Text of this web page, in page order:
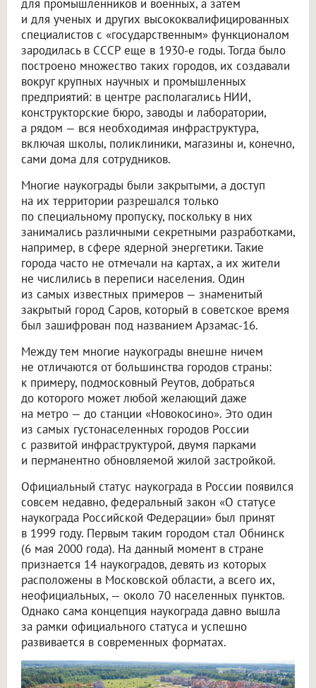
для промышленников и военных, а затем
и для ученых и других высококвалифицированных
специалистов с «государственным» функционалом
зародилась в СССР еще в 1930-е годы. Тогда было
построено множество таких городов, их создавали
вокруг крупных научных и промышленных
предприятий: в центре располагались НИИ,
конструкторские бюро, заводы и лаборатории,
а рядом — вся необходимая инфраструктура,
включая школы, поликлиники, магазины и, конечно,
сами дома для сотрудников.
Многие наукограды были закрытыми, а доступ
на их территории разрешался только
по специальному пропуску, поскольку в них
занимались различными секретными разработками,
например, в сфере ядерной энергетики. Такие
города часто не отмечали на картах, а их жители
не числились в переписи населения. Один
из самых известных примеров — знаменитый
закрытый город Саров, который в советское время
был зашифрован под названием Арзамас-16.
Между тем многие наукограды внешне ничем
не отличаются от большинства городов страны:
к примеру, подмосковный Реутов, добраться
до которого может любой желающий даже
на метро — до станции «Новокосино». Это один
из самых густонаселенных городов России
с развитой инфраструктурой, двумя парками
и перманентно обновляемой жилой застройкой.
Официальный статус наукограда в России появился
совсем недавно, федеральный закон «О статусе
наукограда Российской Федерации» был принят
в 1999 году. Первым таким городом стал Обнинск
(6 мая 2000 года). На данный момент в стране
признается 14 наукоградов, девять из которых
расположены в Московской области, а всего их,
неофициальных, — около 70 населенных пунктов.
Однако сама концепция наукограда давно вышла
за рамки официального статуса и успешно
развивается в современных форматах.